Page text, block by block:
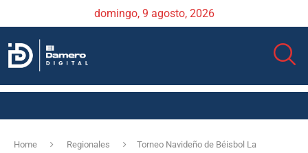
domingo, 9 agosto, 2026
Home Regionales
Torneo Navideño de Béisbol La